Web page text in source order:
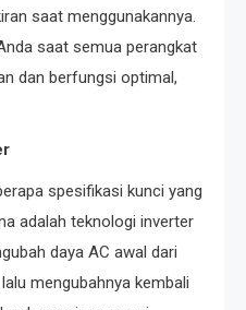
saat menggunakannya.
saat semua perangkat
dan berfungsi optimal,
spesifikasi kunci yang
adalah teknologi inverter
daya AC awal dari
mengubahnya kembali